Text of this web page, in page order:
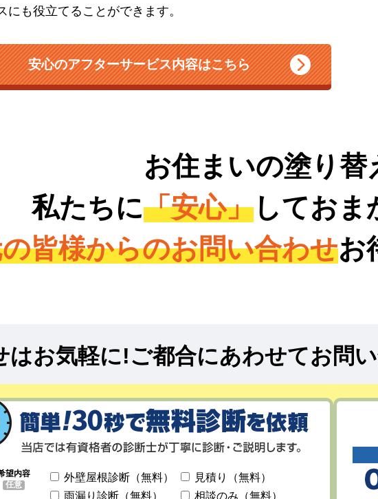
にも役立てることができます。
安心のアフターサービス内容はこちら
お住まいの塗り替
私たちに「安心」しておま
皆様からのお問い合わせお
はお気軽に!ご都合にあわせてお問
望内容
任意
外壁屋根診断（無料）
見積り（無料）
雨漏り診断（無料）
相談のみ（無料）